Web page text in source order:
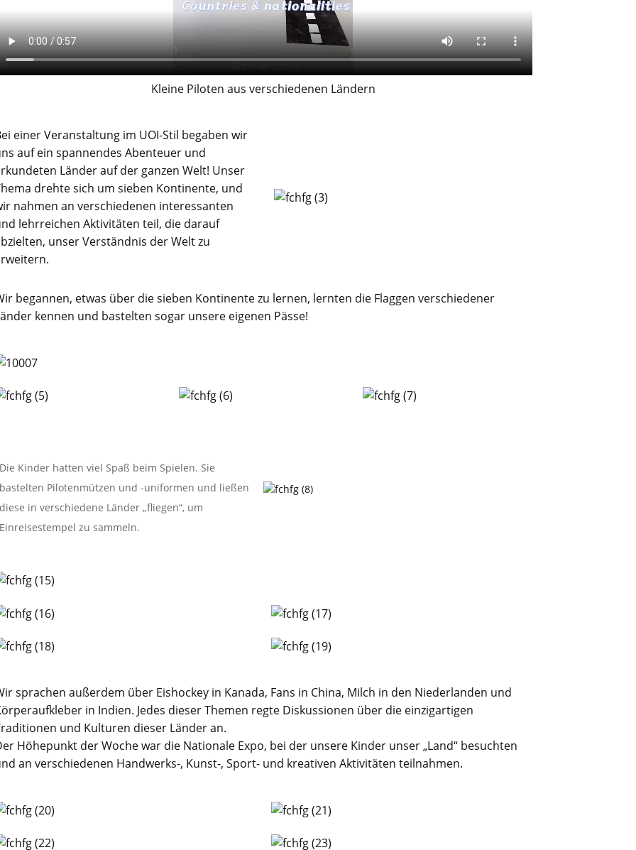
Kleine Piloten aus verschiedenen Ländern
einer Veranstaltung im UOI-Stil begaben wir
auf ein spannendes Abenteuer und
Länder auf der ganzen Welt! Unser
drehte sich um sieben Kontinente, und
nahmen an verschiedenen interessanten
lehrreichen Aktivitäten teil, die darauf
unser Verständnis der Welt zu
begannen, etwas über die sieben Kontinente zu lernen, lernten die Flaggen verschiedener
kennen und bastelten sogar unsere eigenen Pässe!
Die Kinder hatten viel Spaß beim Spielen. Sie
bastelten Pilotenmützen und -uniformen und ließen
diese in verschiedene Länder „fliegen“, um
Einreisestempel zu sammeln.
sprachen außerdem über Eishockey in Kanada, Fans in China, Milch in den Niederlanden und
in Indien. Jedes dieser Themen regte Diskussionen über die einzigartigen
und Kulturen dieser Länder an.
Höhepunkt der Woche war die Nationale Expo, bei der unsere Kinder unser „Land“ besuchten
an verschiedenen Handwerks-, Kunst-, Sport- und kreativen Aktivitäten teilnahmen.